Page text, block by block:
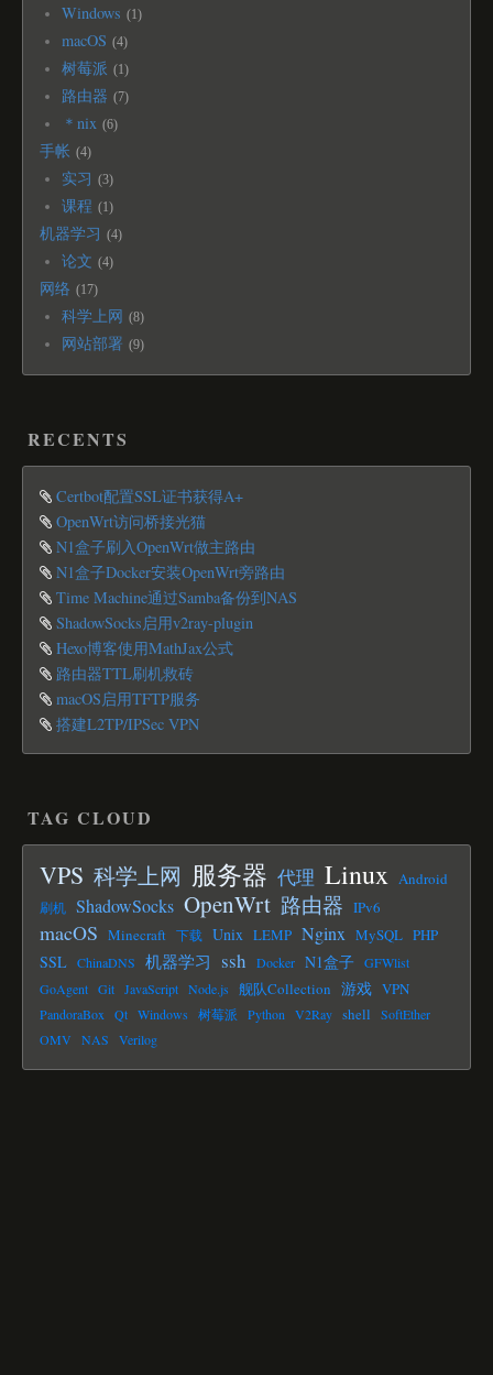
Windows 1
macOS 4
树莓派 1
路由器 7
＊nix 6
手帐 4
实习 3
课程 1
机器学习 4
论文 4
网络 17
科学上网 8
网站部署 9
RECENTS
Certbot配置SSL证书获得A+
OpenWrt访问桥接光猫
N1盒子刷入OpenWrt做主路由
N1盒子Docker安装OpenWrt旁路由
Time Machine通过Samba备份到NAS
ShadowSocks启用v2ray-plugin
Hexo博客使用MathJax公式
路由器TTL刷机救砖
macOS启用TFTP服务
搭建L2TP/IPSec VPN
TAG CLOUD
VPS 科学上网 服务器 代理 Linux Android
刷机 ShadowSocks OpenWrt 路由器 IPv6
macOS Minecraft 下载 Unix LEMP Nginx MySQL PHP
SSL ChinaDNS 机器学习 ssh Docker N1盒子 GFWlist
GoAgent Git JavaScript Node.js 舰队Collection 游戏 VPN
PandoraBox Qt Windows 树莓派 Python V2Ray shell
SoftEther
OMV
NAS Verilog